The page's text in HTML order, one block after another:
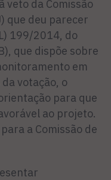
veto da Comissão
que deu parecer
199/2014, do
que dispõe sobre
em
votação, o
para que
ao projeto.
a Comissão de